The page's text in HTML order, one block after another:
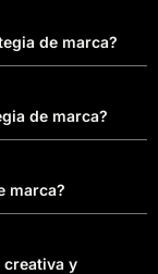
de marca?
de marca?
marca?
y